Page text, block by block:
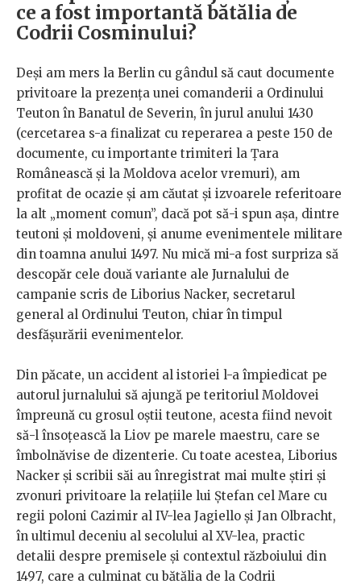
ce a fost importantă bătălia de
Codrii Cosminului?
Deşi am mers la Berlin cu gândul să caut documente
privitoare la prezenţa unei comanderii a Ordinului
Teuton în Banatul de Severin, în jurul anului 1430
(cercetarea s-a finalizat cu reperarea a peste 150 de
documente, cu importante trimiteri la Ţara
Românească şi la Moldova acelor vremuri), am
profitat de ocazie şi am căutat și izvoarele referitoare
la alt „moment comun”, dacă pot să-i spun aşa, dintre
teutoni şi moldoveni, şi anume evenimentele militare
din toamna anului 1497. Nu mică mi-a fost surpriza să
descopăr cele două variante ale Jurnalului de
campanie scris de Liborius Nacker, secretarul
general al Ordinului Teuton, chiar în timpul
desfăşurării evenimentelor.
Din păcate, un accident al istoriei l-a împiedicat pe
autorul jurnalului să ajungă pe teritoriul Moldovei
împreună cu grosul oştii teutone, acesta fiind nevoit
să-l însoţească la Liov pe marele maestru, care se
îmbolnăvise de dizenterie. Cu toate acestea, Liborius
Nacker şi scribii săi au înregistrat mai multe ştiri şi
zvonuri privitoare la relaţiile lui Ştefan cel Mare cu
regii poloni Cazimir al IV-lea Jagiello şi Jan Olbracht,
în ultimul deceniu al secolului al XV-lea, practic
detalii despre premisele şi contextul războiului din
1497, care a culminat cu bătălia de la Codrii